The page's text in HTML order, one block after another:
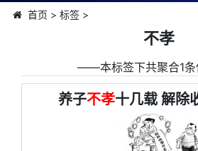
首页 > 标签>
不孝
――本标签下共聚合1
养子不孝十几载 解除